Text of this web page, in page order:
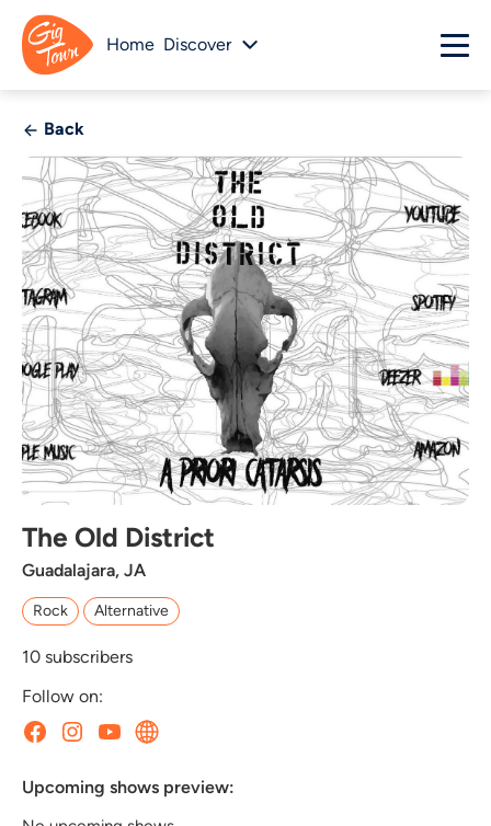
Home Discover
Back
The Old District
Guadalajara, JA
Rock Alternative
10 subscribers
Follow on:
Upcoming shows preview: